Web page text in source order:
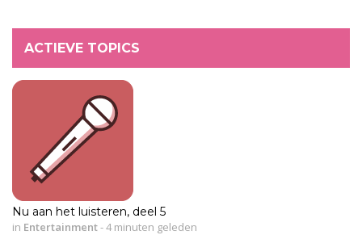
ACTIEVE TOPICS
Nu aan het luisteren, deel 5
in Entertainment-4 minuten geleden